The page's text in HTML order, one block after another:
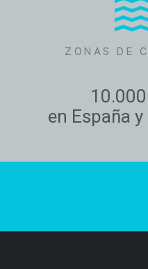
ZONAS DE
en España